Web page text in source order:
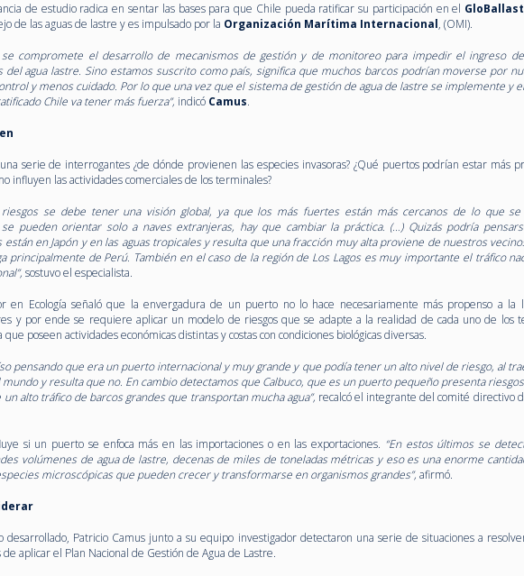
de estudio radica en sentar las bases para que Chile pueda ratificar su participación en el
de las aguas de lastre y es impulsado por la Organización Marítima Internacional, (OMI).
se compromete el desarrollo de mecanismos de gestión y de monitoreo para impedir el ingreso
del agua lastre. Sino estamos suscrito como país, significa que muchos barcos podrían moverse por
y menos cuidado. Por lo que una vez que el sistema de gestión de agua de lastre se implemente y
Chile va tener más fuerza”, indicó Camus.
serie de interrogantes ¿de dónde provienen las especies invasoras? ¿Qué puertos podrían estar más
influyen las actividades comerciales de los terminales?
riesgos se debe tener una visión global, ya que los más fuertes están más cercanos de lo que se
se pueden orientar solo a naves extranjeras, hay que cambiar la práctica. (…) Quizás podría
están en Japón y en las aguas tropicales y resulta que una fracción muy alta proviene de nuestros
principalmente de Perú. También en el caso de la región de Los Lagos es muy importante el tráfico
sostuvo el especialista.
en Ecología señaló que la envergadura de un puerto no lo hace necesariamente más propenso a la
y por ende se requiere aplicar un modelo de riesgos que se adapte a la realidad de cada uno de los
poseen actividades económicas distintas y costas con condiciones biológicas diversas.
pensando que era un puerto internacional y muy grande y que podía tener un alto nivel de riesgo, al
y resulta que no. En cambio detectamos que Calbuco, que es un puerto pequeño presenta
alto tráfico de barcos grandes que transportan mucha agua”, recalcó el integrante del comité directivo
si un puerto se enfoca más en las importaciones o en las exportaciones. “En estos últimos se
volúmenes de agua de lastre, decenas de miles de toneladas métricas y eso es una enorme
microscópicas que pueden crecer y transformarse en organismos grandes”, afirmó.
Patricio Camus junto a su equipo investigador detectaron una serie de situaciones a
aplicar el Plan Nacional de Gestión de Agua de Lastre.